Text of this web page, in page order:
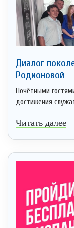
Диалог
Родионовой
Почётными
достижения
Читать далее